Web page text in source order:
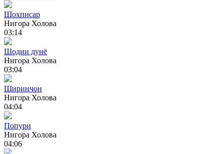
Шохписар
Нигора Холова
03:14
Шодии дунё
Нигора Холова
03:04
Ширинчон
Нигора Холова
04:04
Попури
Нигора Холова
04:06